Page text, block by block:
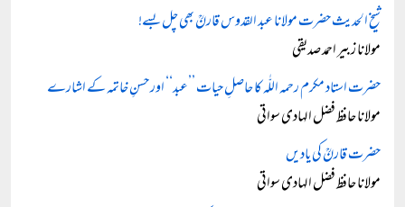
شیخ الحدیث حضرت مولانا عبد القدوس قارنؒ بھی چل بسے!
مولانا زبیر احمد صدیقی
حضرت استاد مکرم رحمہ اللّٰہ کا حاصلِ حیات ’’عبد‘‘ اور حسنِ خاتمہ کے اشارے
مولانا حافظ فضل الہادی سواتی
حضرت قارنؒ کی یادیں
مولانا حافظ فضل الہادی سواتی